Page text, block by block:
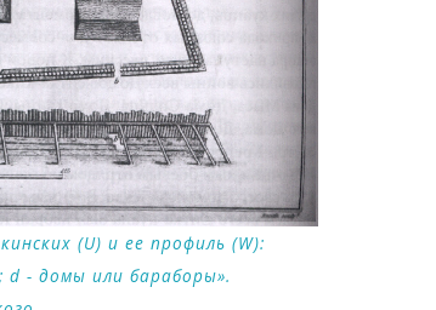
(U) и ее профиль (W):
- домы или бараборы».